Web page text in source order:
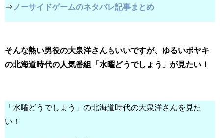
⇒ ノーサイドゲームのネタバレ記事まとめ
そんな熱い男役の大泉洋さんもいいですが、ゆるいボヤキ
の北海道時代の人気番組「水曜どうでしょう」が見たい！
「水曜どうでしょう」の北海道時代の大泉洋さんを見た
い！